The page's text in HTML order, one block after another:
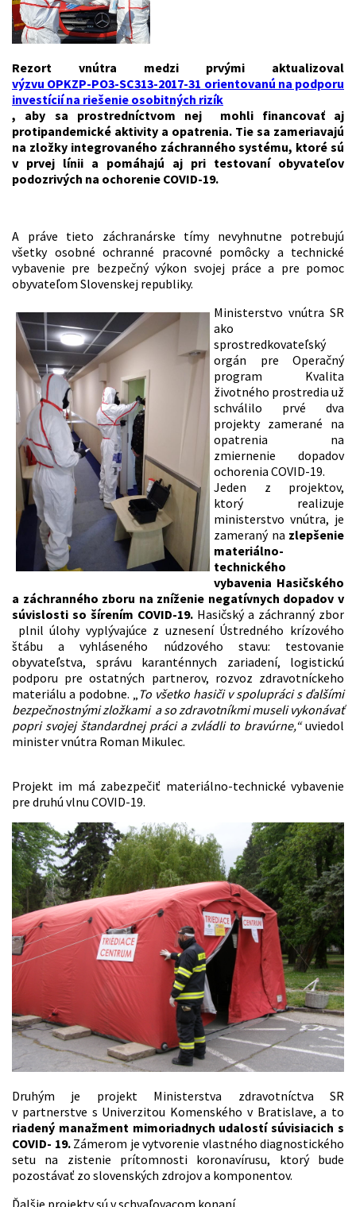
Rezort vnútra medzi prvými aktualizoval
výzvu OPKZP-PO3-SC313-2017-31 orientovanú na podporu
investícií na riešenie osobitných rizík
, aby sa prostredníctvom nej mohli financovať aj
protipandemické aktivity a opatrenia. Tie sa zameriavajú
na zložky integrovaného záchranného systému, ktoré sú
v prvej línii a pomáhajú aj pri testovaní obyvateľov
podozrivých na ochorenie COVID-19.
A práve tieto záchranárske tímy nevyhnutne potrebujú
všetky osobné ochranné pracovné pomôcky a technické
vybavenie pre bezpečný výkon svojej práce a pre pomoc
obyvateľom Slovenskej republiky.
Ministerstvo vnútra SR
ako
sprostredkovateľský
orgán pre Operačný
program Kvalita
životného prostredia už
schválilo prvé dva
projekty zamerané na
opatrenia na
zmiernenie dopadov
ochorenia COVID-19.
Jeden z projektov,
ktorý realizuje
ministerstvo vnútra, je
zameraný na zlepšenie
materiálno-
technického
vybavenia Hasičského
a záchranného zboru na zníženie negatívnych dopadov v
súvislosti so šírením COVID-19. Hasičský a záchranný zbor
plnil úlohy vyplývajúce z uznesení Ústredného krízového
štábu a vyhláseného núdzového stavu: testovanie
obyvateľstva, správu karanténnych zariadení, logistickú
podporu pre ostatných partnerov, rozvoz zdravotníckeho
materiálu a podobne. „ To všetko hasiči v spolupráci s ďalšími
bezpečnostnými zložkami a so zdravotníkmi museli vykonávať
popri svojej štandardnej práci a zvládli to bravúrne,“uviedol
minister vnútra Roman Mikulec.
Projekt im má zabezpečiť materiálno-technické vybavenie
pre druhú vlnu COVID-19.
Druhým je projekt Ministerstva zdravotníctva SR
v partnerstve s Univerzitou Komenského v Bratislave, a to
riadený manažment mimoriadnych udalostí súvisiacich s
COVID- 19. Zámerom je vytvorenie vlastného diagnostického
setu na zistenie prítomnosti koronavírusu, ktorý bude
pozostávať zo slovenských zdrojov a komponentov.
Ďalšie projekty sú v schvaľovacom konaní.